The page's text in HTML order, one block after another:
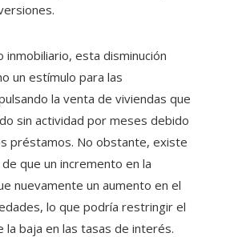
esta disminución
un estímulo para las
la venta de viviendas que
sin actividad por meses debido
préstamos. No obstante, existe
que un incremento en la
nuevamente un aumento en el
lo que podría restringir el
baja en las tasas de interés.